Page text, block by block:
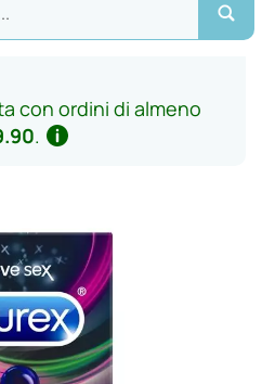
con ordini di almeno
.